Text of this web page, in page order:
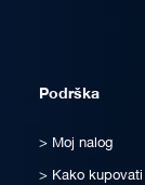
Podrška
Moj nalog
Kako kupovati